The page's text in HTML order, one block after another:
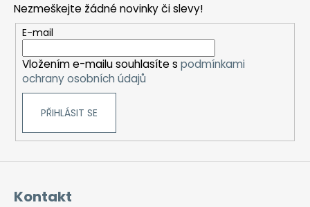
Nezmeškejte žádné novinky či slevy!
E-mail
Vložením e-mailu souhlasíte s podmínkami
ochrany osobních údajů
PŘIHLÁSIT SE
Kontakt